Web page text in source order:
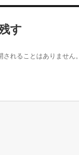
す
れることはありません。